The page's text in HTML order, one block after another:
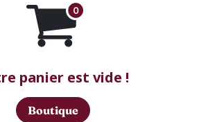
panier est vide !
Boutique